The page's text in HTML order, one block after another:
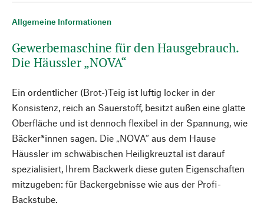
Allgemeine Informationen
Gewerbemaschine für den Hausgebrauch.
Die Häussler „NOVA“
Ein ordentlicher (Brot-)Teig ist luftig locker in der
Konsistenz, reich an Sauerstoff, besitzt außen eine glatte
Oberfläche und ist dennoch flexibel in der Spannung, wie
Bäcker*innen sagen. Die „NOVA“ aus dem Hause
Häussler im schwäbischen Heiligkreuztal ist darauf
spezialisiert, Ihrem Backwerk diese guten Eigenschaften
mitzugeben: für Backergebnisse wie aus der Profi-
Backstube.